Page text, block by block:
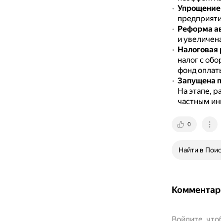
Упрощение
Реформа
и
налог с
фонд
Запущена
На этапе,
частным
0
Найти в